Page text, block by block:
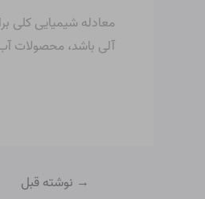
معادله شیمیایی کلی
آلی باشد، محصولات
→ نوشته قبل